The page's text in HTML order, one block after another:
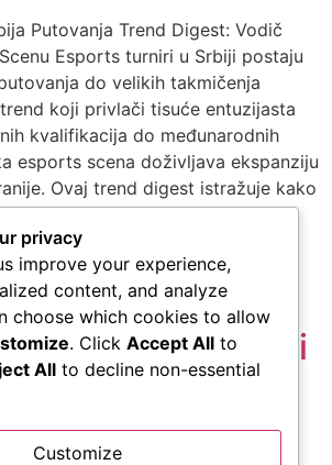
Putovanja Trend Digest: Vodič
Esports turniri u Srbiji postaju
do velikih takmičenja
koji privlači tisuće entuzijasta
kvalifikacija do međunarodnih
esports scena doživljava ekspanziju
Ovaj trend digest istražuje kako
[…]
Srbija
trend digest:
kultura širi
zemlju
putovanja trend digest: Kako se
privacy
improve your experience,
content, and analyze
choose which cookies to allow
. Click Accept All to
All to decline non-essential
Customize